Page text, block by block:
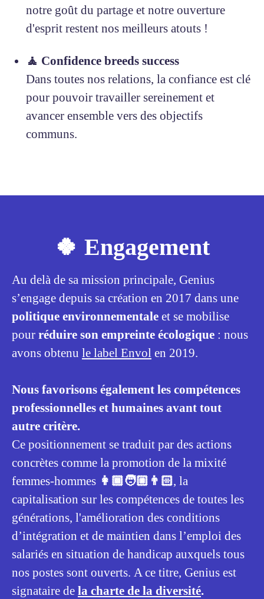
notre goût du partage et notre ouverture
d'esprit restent nos meilleurs atouts !
🧘 Confidence breeds success
Dans toutes nos relations, la confiance est clé
pour pouvoir travailler sereinement et
avancer ensemble vers des objectifs
communs.
🍀 Engagement
Au delà de sa mission principale, Genius
s’engage depuis sa création en 2017 dans une
politique environnementale et se mobilise
pour réduire son empreinte écologique : nous
avons obtenu le label Envol en 2019.
Nous favorisons également les compétences
professionnelles et humaines avant tout
autre critère.
Ce positionnement se traduit par des actions
concrètes comme la promotion de la mixité
femmes-hommes 👩🏾🧑🏼👨🏻, la
capitalisation sur les compétences de toutes les
générations, l'amélioration des conditions
d’intégration et de maintien dans l’emploi des
salariés en situation de handicap auxquels tous
nos postes sont ouverts. A ce titre, Genius est
signataire de la charte de la diversité.